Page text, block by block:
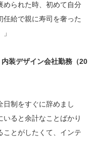
められた時、初めて自分
給で親に寿司を奢った
装デザイン会社勤務（20
日制をすぐに辞めまし
ると余計なことばかり
ことがしたくて、インテ